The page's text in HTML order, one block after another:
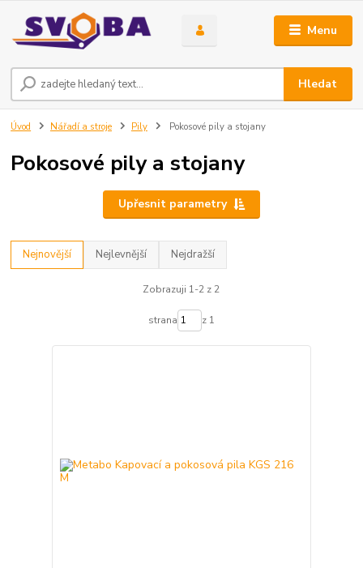
Menu
Hledat
Úvod Nářadí a stroje Pily Pokosové pily a stojany
Pokosové pily a stojany
Upřesnit parametry
Nejnovější Nejlevnější Nejdražší
Zobrazuji 1-2 z 2
strana z 1